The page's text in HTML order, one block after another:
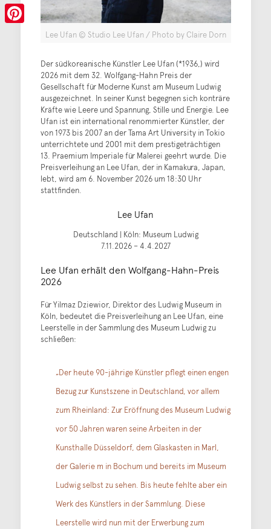
Lee Ufan © Studio Lee Ufan / Photo by Claire Dorn
Der südkoreanische Künstler Lee Ufan (*1936,) wird
2026 mit dem 32. Wolfgang-Hahn Preis der
Gesellschaft für Moderne Kunst am Museum Ludwig
ausgezeichnet. In seiner Kunst begegnen sich konträre
Kräfte wie Leere und Spannung, Stille und Energie. Lee
Ufan ist ein international renommierter Künstler, der
von 1973 bis 2007 an der Tama Art University in Tokio
unterrichtete und 2001 mit dem prestigeträchtigen
13. Praemium Imperiale für Malerei geehrt wurde. Die
Preisverleihung an Lee Ufan, der in Kamakura, Japan,
lebt, wird am 6. November 2026 um 18:30 Uhr
stattfinden.
Lee Ufan
Deutschland | Köln: Museum Ludwig
7.11.2026 – 4.4.2027
Lee Ufan erhält den Wolfgang-Hahn-Preis
2026
Für Yilmaz Dziewior, Direktor des Ludwig Museum in
Köln, bedeutet die Preisverleihung an Lee Ufan, eine
Leerstelle in der Sammlung des Museum Ludwig zu
schließen:
„Der heute 90-jährige Künstler pflegt einen engen
Bezug zur Kunstszene in Deutschland, vor allem
zum Rheinland: Zur Eröffnung des Museum Ludwig
vor 50 Jahren waren seine Arbeiten in der
Kunsthalle Düsseldorf, dem Glaskasten in Marl,
der Galerie m in Bochum und bereits im Museum
Ludwig selbst zu sehen. Bis heute fehlte aber ein
Werk des Künstlers in der Sammlung. Diese
Leerstelle wird nun mit der Erwerbung zum
Twitter